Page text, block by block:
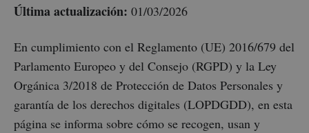
Última actualización: 01/03/2026
En cumplimiento con el Reglamento (UE) 2016/679 del
Parlamento Europeo y del Consejo (RGPD) y la Ley
Orgánica 3/2018 de Protección de Datos Personales y
garantía de los derechos digitales (LOPDGDD), en esta
página se informa sobre cómo se recogen, usan y